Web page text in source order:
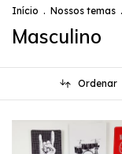
Início . Nossos temas .
Masculino
Ordenar